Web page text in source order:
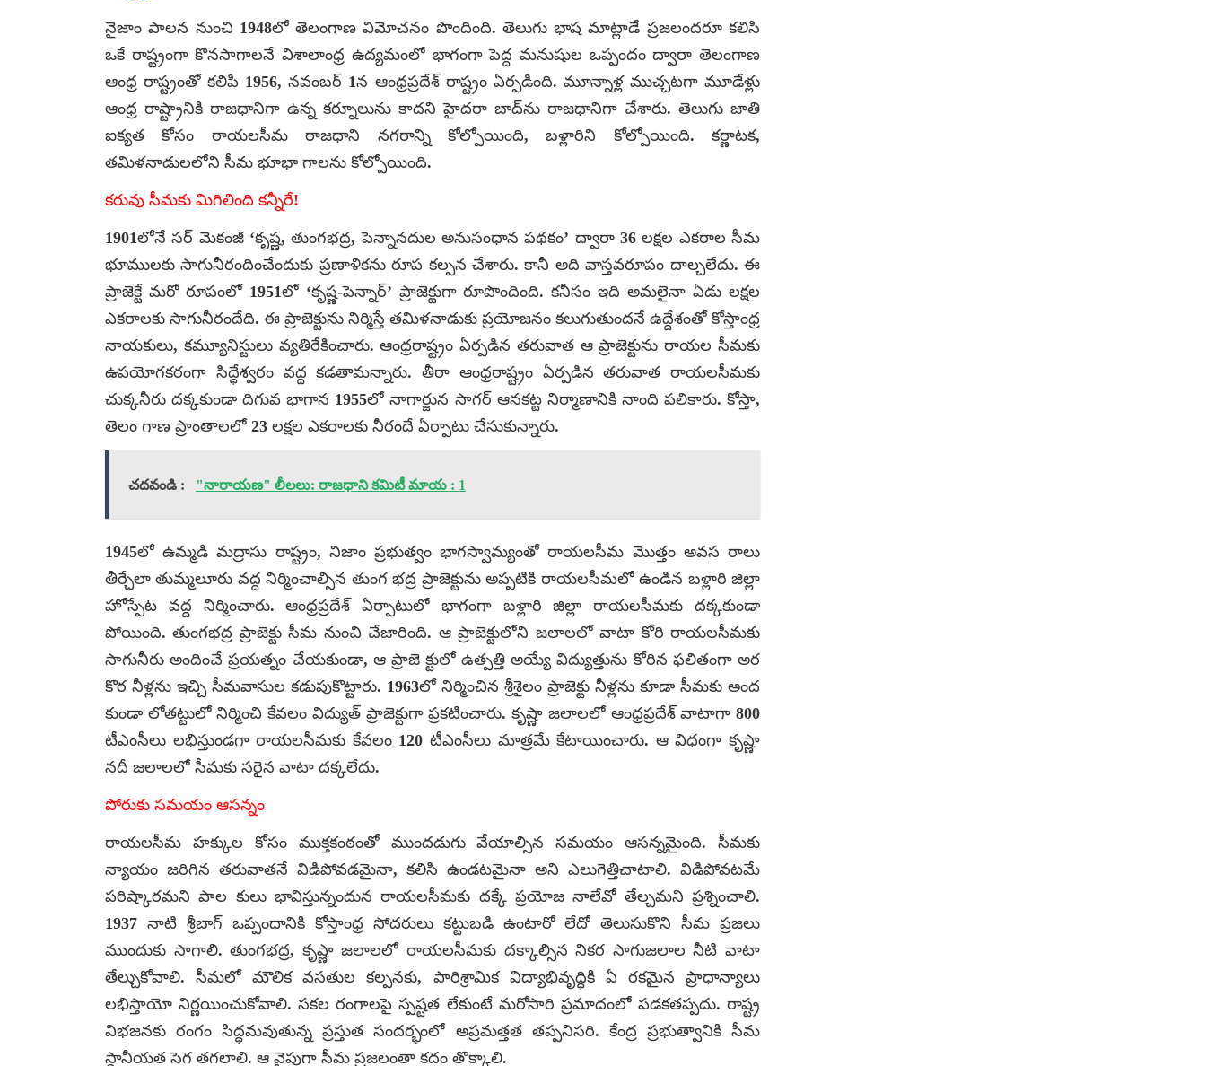
నైజాం పాలన నుంచి 1948లో తెలంగాణ విమోచనం పొందింది. తెలుగు భాష మాట్లాడే ప్రజలందరూ కలిసి
ఒకే రాష్ట్రంగా కొనసాగాలనే విశాలాంధ్ర ఉద్యమంలో భాగంగా పెద్ద మనుషుల ఒప్పందం ద్వారా తెలంగాణ
ఆంధ్ర రాష్ట్రంతో కలిపి 1956, నవంబర్ 1న ఆంధ్రప్రదేశ్ రాష్ట్రం ఏర్పడింది. మూన్నాళ్ల ముచ్చటగా మూడేళ్లు
ఆంధ్ర రాష్ట్రానికి రాజధానిగా ఉన్న కర్నూలును కాదని హైదరా బాద్‌ను రాజధానిగా చేశారు. తెలుగు జాతి
ఐక్యత కోసం రాయలసీమ రాజధాని నగరాన్ని కోల్పోయింది, బళ్లారిని కోల్పోయింది. కర్ణాటక,
తమిళనాడులలోని సీమ భూభా గాలను కోల్పోయింది.
కరువు సీమకు మిగిలింది కన్నీరే!
1901లోనే సర్ మెకంజీ ‘కృష్ణ, తుంగభద్ర, పెన్నానదుల అనుసంధాన పథకం’ ద్వారా 36 లక్షల ఎకరాల సీమ
భూములకు సాగునీరందించేందుకు ప్రణాళికను రూప కల్పన చేశారు. కానీ అది వాస్తవరూపం దాల్చలేదు. ఈ
ప్రాజెక్టే మరో రూపంలో 1951లో ‘కృష్ణ-పెన్నార్’ ప్రాజెక్టుగా రూపొందింది. కనీసం ఇది అమలైనా ఏడు లక్షల
ఎకరాలకు సాగునీరందేది. ఈ ప్రాజెక్టును నిర్మిస్తే తమిళనాడుకు ప్రయోజనం కలుగుతుందనే ఉద్దేశంతో కోస్తాంధ్ర
నాయకులు, కమ్యూనిస్టులు వ్యతిరేకించారు. ఆంధ్రరాష్ట్రం ఏర్పడిన తరువాత ఆ ప్రాజెక్టును రాయల సీమకు
ఉపయోగకరంగా సిద్ధేశ్వరం వద్ద కడతామన్నారు. తీరా ఆంధ్రరాష్ట్రం ఏర్పడిన తరువాత రాయలసీమకు
చుక్కనీరు దక్కకుండా దిగువ భాగాన 1955లో నాగార్జున సాగర్ ఆనకట్ట నిర్మాణానికి నాంది పలికారు. కోస్తా,
తెలం గాణ ప్రాంతాలలో 23 లక్షల ఎకరాలకు నీరందే ఏర్పాటు చేసుకున్నారు.
చదవండి : "నారాయణ" లీలలు: రాజధాని కమిటీ మాయ : 1
1945లో ఉమ్మడి మద్రాసు రాష్ట్రం, నిజాం ప్రభుత్వం భాగస్వామ్యంతో రాయలసీమ మొత్తం అవస రాలు
తీర్చేలా తుమ్మలూరు వద్ద నిర్మించాల్సిన తుంగ భద్ర ప్రాజెక్టును అప్పటికి రాయలసీమలో ఉండిన బళ్లారి జిల్లా
హోస్పేట వద్ద నిర్మించారు. ఆంధ్రప్రదేశ్ ఏర్పాటులో భాగంగా బళ్లారి జిల్లా రాయలసీమకు దక్కకుండా
పోయింది. తుంగభద్ర ప్రాజెక్టు సీమ నుంచి చేజారింది. ఆ ప్రాజెక్టులోని జలాలలో వాటా కోరి రాయలసీమకు
సాగునీరు అందించే ప్రయత్నం చేయకుండా, ఆ ప్రాజె క్టులో ఉత్పత్తి అయ్యే విద్యుత్తును కోరిన ఫలితంగా అర
కొర నీళ్లను ఇచ్చి సీమవాసుల కడుపుకొట్టారు. 1963లో నిర్మించిన శ్రీశైలం ప్రాజెక్టు నీళ్లను కూడా సీమకు అంద
కుండా లోతట్టులో నిర్మించి కేవలం విద్యుత్ ప్రాజెక్టుగా ప్రకటించారు. కృష్ణా జలాలలో ఆంధ్రప్రదేశ్ వాటాగా 800
టీఎంసీలు లభిస్తుండగా రాయలసీమకు కేవలం 120 టీఎంసీలు మాత్రమే కేటాయించారు. ఆ విధంగా కృష్ణా
నదీ జలాలలో సీమకు సరైన వాటా దక్కలేదు.
పోరుకు సమయం ఆసన్నం
రాయలసీమ హక్కుల కోసం ముక్తకంఠంతో ముందడుగు వేయాల్సిన సమయం ఆసన్నమైంది. సీమకు
న్యాయం జరిగిన తరువాతనే విడిపోవడమైనా, కలిసి ఉండటమైనా అని ఎలుగెత్తిచాటాలి. విడిపోవటమే
పరిష్కారమని పాల కులు భావిస్తున్నందున రాయలసీమకు దక్కే ప్రయోజ నాలేవో తేల్చమని ప్రశ్నించాలి.
1937 నాటి శ్రీబాగ్ ఒప్పందానికి కోస్తాంధ్ర సోదరులు కట్టుబడి ఉంటారో లేదో తెలుసుకొని సీమ ప్రజలు
ముందుకు సాగాలి. తుంగభద్ర, కృష్ణా జలాలలో రాయలసీమకు దక్కాల్సిన నికర సాగుజలాల నీటి వాటా
తేల్చుకోవాలి. సీమలో మౌలిక వసతుల కల్పనకు, పారిశ్రామిక విద్యాభివృద్ధికి ఏ రకమైన ప్రాధాన్యాలు
లభిస్తాయో నిర్ణయించుకోవాలి. సకల రంగాలపై స్పష్టత లేకుంటే మరోసారి ప్రమాదంలో పడకతప్పదు. రాష్ట్ర
విభజనకు రంగం సిద్ధమవుతున్న ప్రస్తుత సందర్భంలో అప్రమత్తత తప్పనిసరి. కేంద్ర ప్రభుత్వానికి సీమ
స్థానీయత సెగ తగలాలి. ఆ వైపుగా సీమ ప్రజలంతా కదం తొక్కాలి.